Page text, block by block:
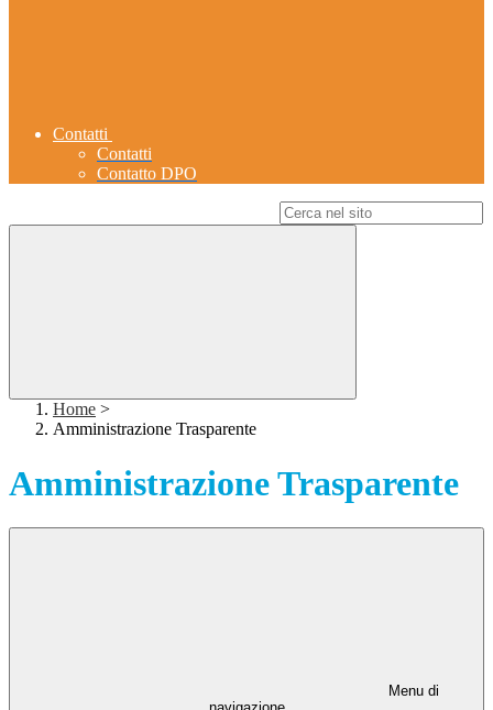
Contatti
Contatti
Contatto DPO
Home >
Amministrazione Trasparente
Amministrazione Trasparente
Menu di